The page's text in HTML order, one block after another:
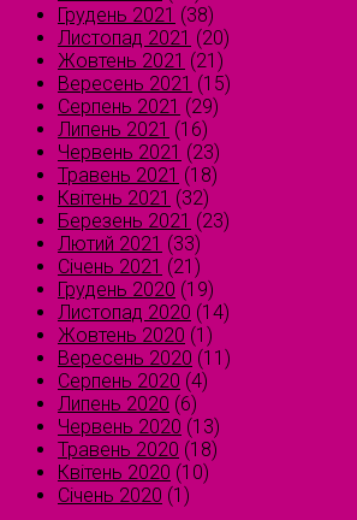
Грудень 2021 (38)
Листопад 2021 (20)
Жовтень 2021 (21)
Вересень 2021 (15)
Серпень 2021 (29)
Липень 2021 (16)
Червень 2021 (23)
Травень 2021 (18)
Квітень 2021 (32)
Березень 2021 (23)
Лютий 2021 (33)
Січень 2021 (21)
Грудень 2020 (19)
Листопад 2020 (14)
Жовтень 2020 (1)
Вересень 2020 (11)
Серпень 2020 (4)
Липень 2020 (6)
Червень 2020 (13)
Травень 2020 (18)
Квітень 2020 (10)
Січень 2020 (1)